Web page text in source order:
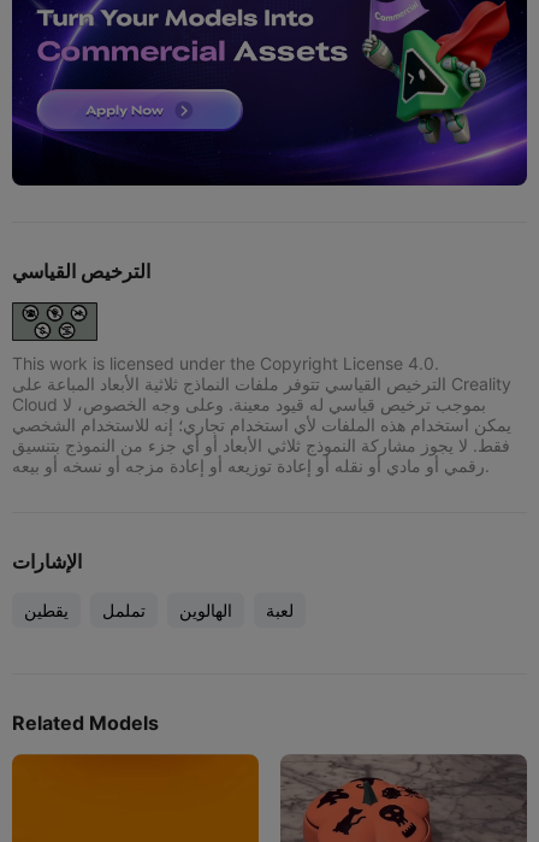
الترخيص القياسي
This work is licensed under the Copyright License 4.0.
الترخيص القياسي تتوفر ملفات النماذج ثلاثية الأبعاد المباعة على Creality
Cloud بموجب ترخيص قياسي له قيود معينة. وعلى وجه الخصوص، لا
يمكن استخدام هذه الملفات لأي استخدام تجاري؛ إنه للاستخدام الشخصي
فقط. لا يجوز مشاركة النموذج ثلاثي الأبعاد أو أي جزء من النموذج بتنسيق
رقمي أو مادي أو نقله أو إعادة توزيعه أو إعادة مزجه أو نسخه أو بيعه.
الإشارات
يقطين تململ الهالوين لعبة
Related Models